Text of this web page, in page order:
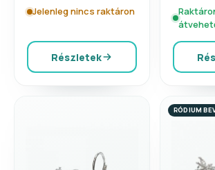
Jelenleg nincs raktáron
Részletek
RÓDIUM